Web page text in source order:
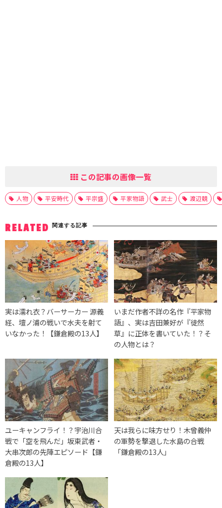
この記事の画像一覧
人物 平安時代 平宗盛 平家物語 武士 渡辺競
RELATED 関連する記事
実は濡れ衣？バーサーカー 源義
経、壇ノ浦の戦いで水夫を射て
いなかった！【鎌倉殿の13人】
いまだ作者不詳の名作『平家物
語』、実は吉田兼好が『徒然
草』に正体を書いていた！？そ
の人物とは？
ユーキャンフライ！？宇治川合
戦で「空を飛んだ」坂東武者・
大串次郎の先陣エピソード【鎌
倉殿の13人】
天は我らに味方せり！木曾義仲
の軍勢を撃退した水島の合戦
「鎌倉殿の13人」